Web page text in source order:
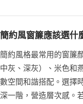
簡約風窗簾應該選什
簡約風格最常用的窗簾
中灰、深灰）、米色和
數空間和諧搭配。選擇
深一階，營造層次感。